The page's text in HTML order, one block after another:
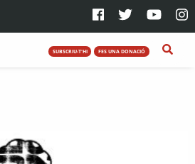
SUBSCRIU-T'HI FES UNA DONACIÓ